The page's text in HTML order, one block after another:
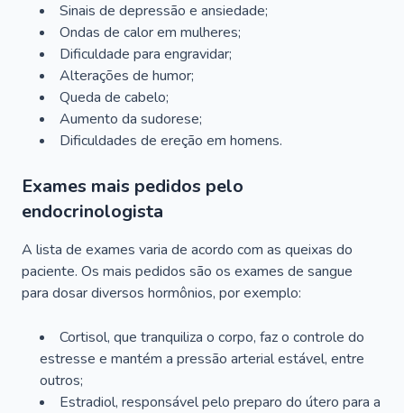
Sinais de depressão e ansiedade;
Ondas de calor em mulheres;
Dificuldade para engravidar;
Alterações de humor;
Queda de cabelo;
Aumento da sudorese;
Dificuldades de ereção em homens.
Exames mais pedidos pelo
endocrinologista
A lista de exames varia de acordo com as queixas do
paciente. Os mais pedidos são os exames de sangue
para dosar diversos hormônios, por exemplo:
Cortisol, que tranquiliza o corpo, faz o controle do
estresse e mantém a pressão arterial estável, entre
outros;
Estradiol, responsável pelo preparo do útero para a